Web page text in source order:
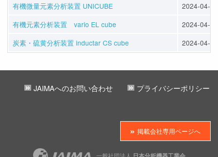
有機微量元素分析装置 UNICUBE
2024-04-12
有機元素分析装置 vario EL cube
2024-04-12
炭素・硫黄分析装置 inductar CS cube
2024-04-12
JAIMAへのお問い合わせ プライバシーポリシー
掲載会社専用ページへ
一般社団法人